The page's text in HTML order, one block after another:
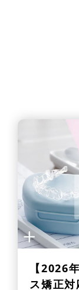
【2026年
ス矯正